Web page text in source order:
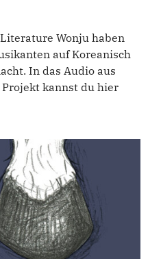
Literature Wonju haben
auf Koreanisch
In das Audio aus
kannst du hier